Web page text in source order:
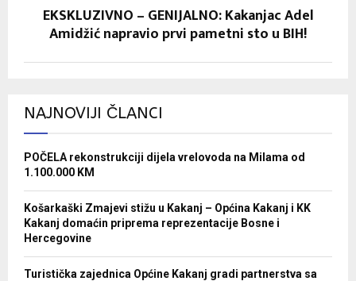
EKSKLUZIVNO – GENIJALNO: Kakanjac Adel
Amidžić napravio prvi pametni sto u BIH!
NAJNOVIJI ČLANCI
POČELA rekonstrukciji dijela vrelovoda na Milama od
1.100.000 KM
Košarkaški Zmajevi stižu u Kakanj – Općina Kakanj i KK
Kakanj domaćin priprema reprezentacije Bosne i
Hercegovine
Turistička zajednica Općine Kakanj gradi partnerstva sa